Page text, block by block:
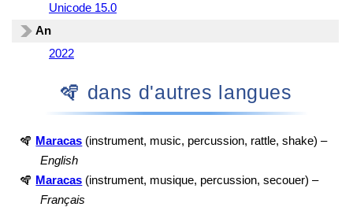
Unicode 15.0
An
2022
🪇 dans d'autres langues
🪇 Maracas (instrument, music, percussion, rattle, shake) –
English
🪇 Maracas (instrument, musique, percussion, secouer) –
Français